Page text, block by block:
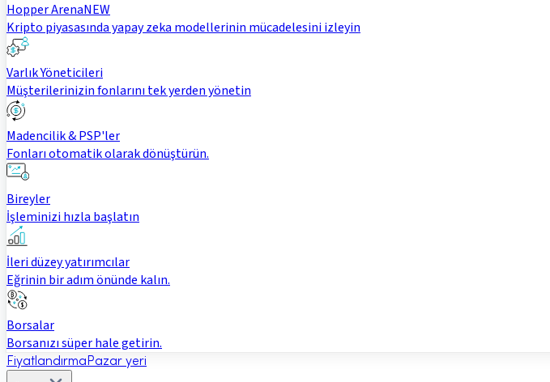
Hopper ArenaNEW
Kripto piyasasında yapay zeka modellerinin mücadelesini izleyin
Varlık Yöneticileri
Müşterilerinizin fonlarını tek yerden yönetin
Madencilik & PSP'ler
Fonları otomatik olarak dönüştürün.
Bireyler
İşleminizi hızla başlatın
İleri düzey yatırımcılar
Eğrinin bir adım önünde kalın.
Borsalar
Borsanızı süper hale getirin.
Fiyatlandırma Pazar yeri